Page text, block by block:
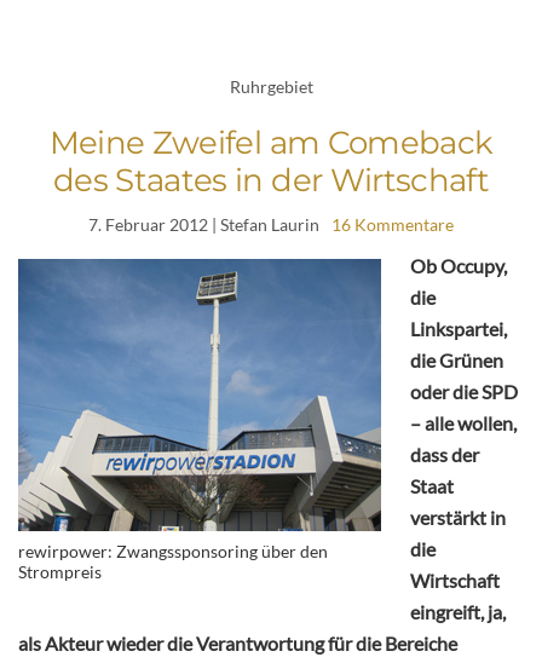
Ruhrgebiet
Meine Zweifel am Comeback
des Staates in der Wirtschaft
7. Februar 2012 | Stefan Laurin 16 Kommentare
rewirpower: Zwangssponsoring über den
Strompreis
Ob Occupy,
die
Linkspartei,
die Grünen
oder die SPD
– alle wollen,
dass der
Staat
verstärkt in
die
Wirtschaft
eingreift, ja,
als Akteur wieder die Verantwortung für die Bereiche